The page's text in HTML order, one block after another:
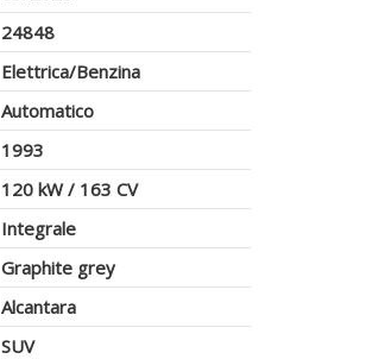
24848
Elettrica/Benzina
Automatico
1993
120 kW / 163 CV
Integrale
Graphite grey
Alcantara
SUV